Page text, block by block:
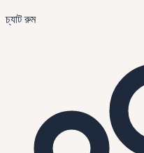
চ্যাট রুম